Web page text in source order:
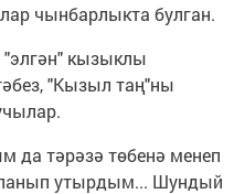
чынбарлыкта булган.
кызыклы
"Кызыл таң"ны
да тәрәзә төбенә менеп
утырдым... Шундый